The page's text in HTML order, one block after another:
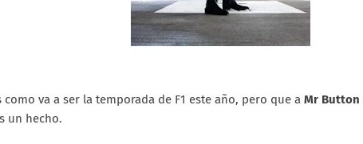
como va a ser la temporada de F1 este año, pero que a Mr Button
un hecho.